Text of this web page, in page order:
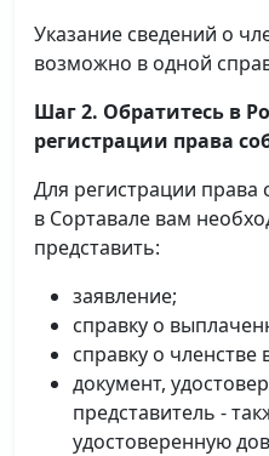
Указание сведений о
возможно в одной
Шаг 2. Обратитесь в
регистрации права
Для регистрации права
в Сортавале вам
представить:
заявление;
справку о
справку о членстве
документ,
представитель -
удостоверенную